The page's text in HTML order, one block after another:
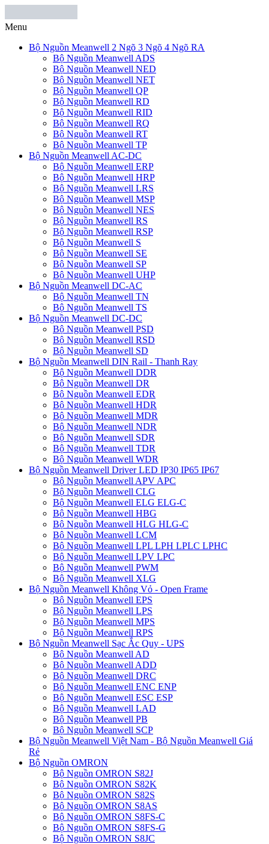
Menu
Bộ Nguồn Meanwell 2 Ngõ 3 Ngõ 4 Ngõ RA
Bộ Nguồn Meanwell ADS
Bộ Nguồn Meanwell NED
Bộ Nguồn Meanwell NET
Bộ Nguồn Meanwell QP
Bộ Nguồn Meanwell RD
Bộ Nguồn Meanwell RID
Bộ Nguồn Meanwell RQ
Bộ Nguồn Meanwell RT
Bộ Nguồn Meanwell TP
Bộ Nguồn Meanwell AC-DC
Bộ Nguồn Meanwell ERP
Bộ Nguồn Meanwell HRP
Bộ Nguồn Meanwell LRS
Bộ Nguồn Meanwell MSP
Bộ Nguồn Meanwell NES
Bộ Nguồn Meanwell RS
Bộ Nguồn Meanwell RSP
Bộ Nguồn Meanwell S
Bộ Nguồn Meanwell SE
Bộ Nguồn Meanwell SP
Bộ Nguồn Meanwell UHP
Bộ Nguồn Meanwell DC-AC
Bộ Nguồn Meanwell TN
Bộ Nguồn Meanwell TS
Bộ Nguồn Meanwell DC-DC
Bộ Nguồn Meanwell PSD
Bộ Nguồn Meanwell RSD
Bộ Nguồn Meanwell SD
Bộ Nguồn Meanwell DIN Rail - Thanh Ray
Bộ Nguồn Meanwell DDR
Bộ Nguồn Meanwell DR
Bộ Nguồn Meanwell EDR
Bộ Nguồn Meanwell HDR
Bộ Nguồn Meanwell MDR
Bộ Nguồn Meanwell NDR
Bộ Nguồn Meanwell SDR
Bộ Nguồn Meanwell TDR
Bộ Nguồn Meanwell WDR
Bộ Nguồn Meanwell Driver LED IP30 IP65 IP67
Bộ Nguồn Meanwell APV APC
Bộ Nguồn Meanwell CLG
Bộ Nguồn Meanwell ELG ELG-C
Bộ Nguồn Meanwell HBG
Bộ Nguồn Meanwell HLG HLG-C
Bộ Nguồn Meanwell LCM
Bộ Nguồn Meanwell LPL LPH LPLC LPHC
Bộ Nguồn Meanwell LPV LPC
Bộ Nguồn Meanwell PWM
Bộ Nguồn Meanwell XLG
Bộ Nguồn Meanwell Không Vỏ - Open Frame
Bộ Nguồn Meanwell EPS
Bộ Nguồn Meanwell LPS
Bộ Nguồn Meanwell MPS
Bộ Nguồn Meanwell RPS
Bộ Nguồn Meanwell Sạc Ắc Quy - UPS
Bộ Nguồn Meanwell AD
Bộ Nguồn Meanwell ADD
Bộ Nguồn Meanwell DRC
Bộ Nguồn Meanwell ENC ENP
Bộ Nguồn Meanwell ESC ESP
Bộ Nguồn Meanwell LAD
Bộ Nguồn Meanwell PB
Bộ Nguồn Meanwell SCP
Bộ Nguồn Meanwell Việt Nam - Bộ Nguồn Meanwell Giá
Rẻ
Bộ Nguồn OMRON
Bộ Nguồn OMRON S82J
Bộ Nguồn OMRON S82K
Bộ Nguồn OMRON S82S
Bộ Nguồn OMRON S8AS
Bộ Nguồn OMRON S8FS-C
Bộ Nguồn OMRON S8FS-G
Bộ Nguồn OMRON S8JC